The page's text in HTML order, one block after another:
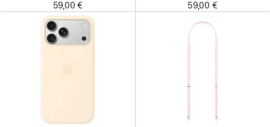
59,00 € 59,00 €